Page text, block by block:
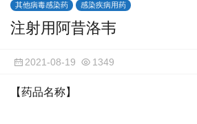
其他病毒感染药 感染疾病用药
注射用阿昔洛韦
2021-08-19 1349
【药品名称】